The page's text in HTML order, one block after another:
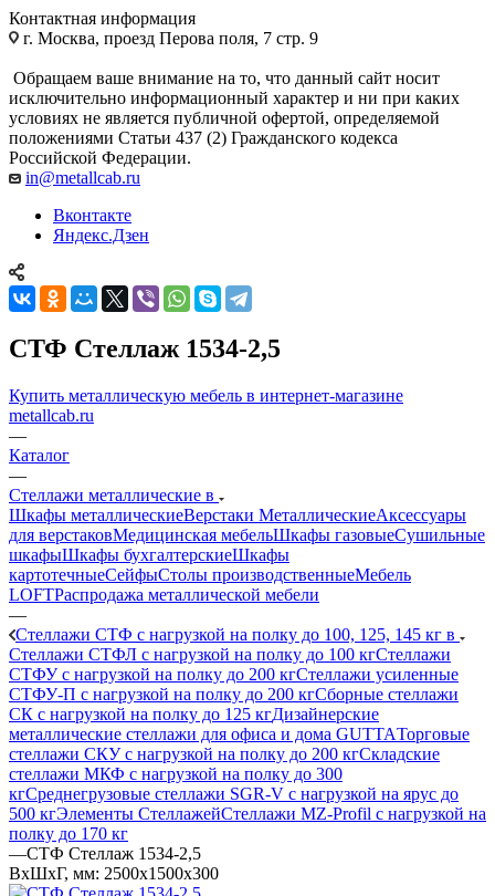
Контактная информация
г. Москва, проезд Перова поля, 7 стр. 9
Обращаем ваше внимание на то, что данный сайт носит
исключительно информационный характер и ни при каких
условиях не является публичной офертой, определяемой
положениями Статьи 437 (2) Гражданского кодекса
Российской Федерации.
in@metallcab.ru
Вконтакте
Яндекс.Дзен
СТФ Стеллаж 1534-2,5
Купить металлическую мебель в интернет-магазине
metallcab.ru
—
Каталог
—
Стеллажи металлические в
Шкафы металлическиеВерстаки МеталлическиеАксессуары
для верстаковМедицинская мебельШкафы газовыеСушильные
шкафыШкафы бухгалтерскиеШкафы
картотечныеСейфыСтолы производственныеМебель
LOFTРаспродажа металлической мебели
—
Стеллажи СТФ с нагрузкой на полку до 100, 125, 145 кг в
Стеллажи СТФЛ с нагрузкой на полку до 100 кгСтеллажи
СТФУ с нагрузкой на полку до 200 кгСтеллажи усиленные
СТФУ-П с нагрузкой на полку до 200 кгСборные стеллажи
СК с нагрузкой на полку до 125 кгДизайнерские
металлические стеллажи для офиса и дома GUTTAТорговые
стеллажи СКУ с нагрузкой на полку до 200 кгСкладские
стеллажи МКФ с нагрузкой на полку до 300
кгСреднегрузовые стеллажи SGR-V с нагрузкой на ярус до
500 кгЭлементы СтеллажейСтеллажи MZ-Profil с нагрузкой на
полку до 170 кг
—СТФ Стеллаж 1534-2,5
ВхШхГ, мм: 2500x1500x300